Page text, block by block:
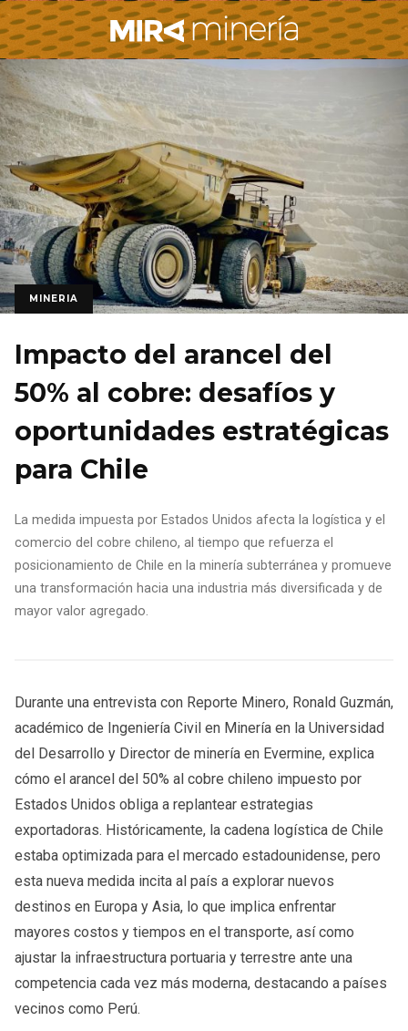
MINERIA
Impacto del arancel del
50% al cobre: desafíos y
oportunidades estratégicas
para Chile
La medida impuesta por Estados Unidos afecta la logística y el
comercio del cobre chileno, al tiempo que refuerza el
posicionamiento de Chile en la minería subterránea y promueve
una transformación hacia una industria más diversificada y de
mayor valor agregado.
Durante una entrevista con Reporte Minero, Ronald Guzmán,
académico de Ingeniería Civil en Minería en la Universidad
del Desarrollo y Director de minería en Evermine, explica
cómo el arancel del 50% al cobre chileno impuesto por
Estados Unidos obliga a replantear estrategias
exportadoras. Históricamente, la cadena logística de Chile
estaba optimizada para el mercado estadounidense, pero
esta nueva medida incita al país a explorar nuevos
destinos en Europa y Asia, lo que implica enfrentar
mayores costos y tiempos en el transporte, así como
ajustar la infraestructura portuaria y terrestre ante una
competencia cada vez más moderna, destacando a países
vecinos como Perú.